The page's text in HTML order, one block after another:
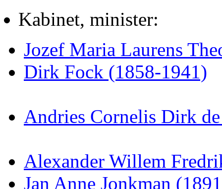
Kabinet, minister:
Jozef Maria Laurens
Dirk Fock (1858-1941)
Andries Cornelis Dirk
Alexander Willem
Jan Anne Jonkman